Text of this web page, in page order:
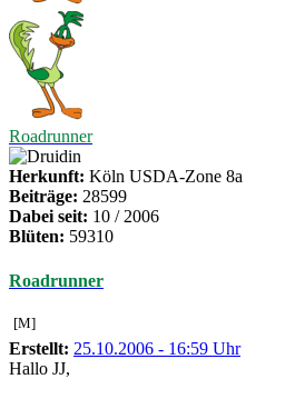
Roadrunner
Herkunft: Köln USDA-Zone 8a
Beiträge: 28599
Dabei seit: 10 / 2006
Blüten: 59310
Roadrunner
[M]
Erstellt: 25.10.2006 - 16:59 Uhr
Hallo JJ,